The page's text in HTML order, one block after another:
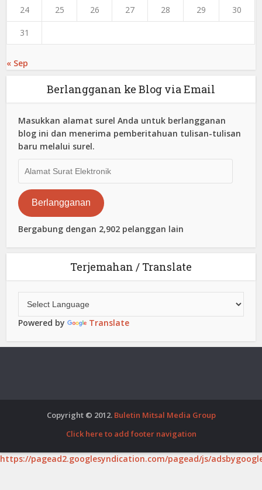
24 25 26 27 28 29 30
31
« Sep
Berlangganan ke Blog via Email
Masukkan alamat surel Anda untuk berlangganan
blog ini dan menerima pemberitahuan tulisan-tulisan
baru melalui surel.
Surat
Elektronik
Berlangganan
Bergabung dengan 2,902 pelanggan lain
Terjemahan / Translate
Powered by Translate
Copyright © 2012. Buletin Mitsal Media Group
Click here to add footer navigation
https://pagead2.googlesyndication.com/pagead/js/